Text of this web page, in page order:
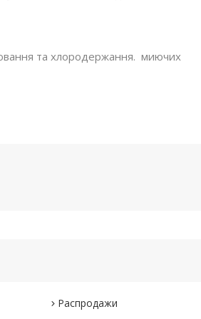
та хлородержання. миючих
Распродажи